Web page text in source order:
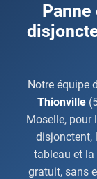
Notre équipe
Thionville
Moselle, pour
disjonctent,
tableau et la
gratuit, sans